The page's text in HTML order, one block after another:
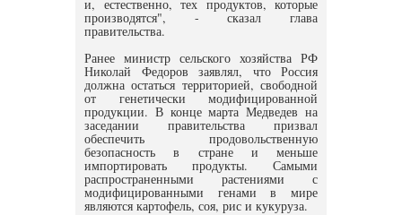
и, естественно, тех продуктов, которые
производятся", - сказал глава
правительства.
Ранее министр сельского хозяйства РФ
Николай Федоров заявлял, что Россия
должна остаться территорией, свободной
от генетически модифицированной
продукции. В конце марта Медведев на
заседании правительства призвал
обеспечить продовольственную
безопасность в стране и меньше
импортировать продукты. Самыми
распространенными растениями с
модифицированными генами в мире
являются картофель, соя, рис и кукуруза.